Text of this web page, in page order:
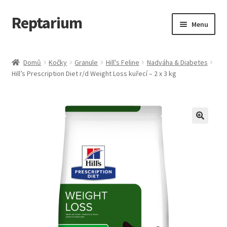
Přeskočit
na
Přejít
k
webu
Reptarium Menu
Košík
Domů Kočky Granule Hill's Feline
Nadváha & Diabetes
Hill’s Prescription Diet r/d Weight Loss kuřecí – 2 x 3 kg